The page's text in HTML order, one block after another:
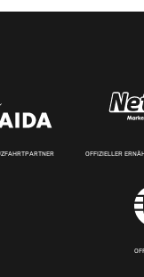
OFFIZIELLER